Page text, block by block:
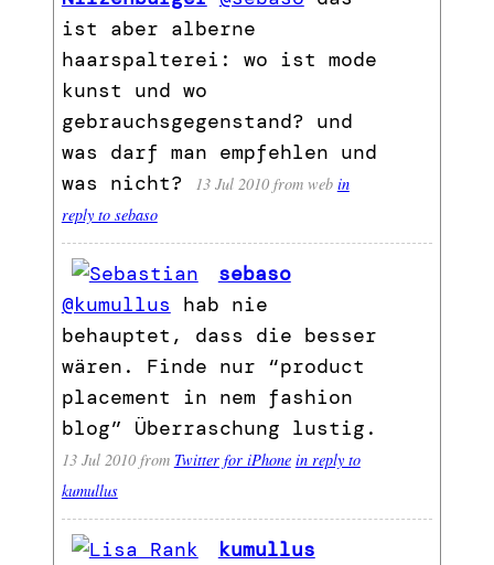
ist aber alberne
haarspalterei: wo ist mode
kunst und wo
gebrauchsgegenstand? und
was darf man empfehlen und
was nicht?
13 Jul 2010 from web in
reply to sebaso
sebaso
@kumullus hab nie
behauptet, dass die besser
wären. Finde nur “product
placement in nem fashion
blog” Überraschung lustig.
13 Jul 2010 from Twitter for iPhone in reply to
kumullus
kumullus